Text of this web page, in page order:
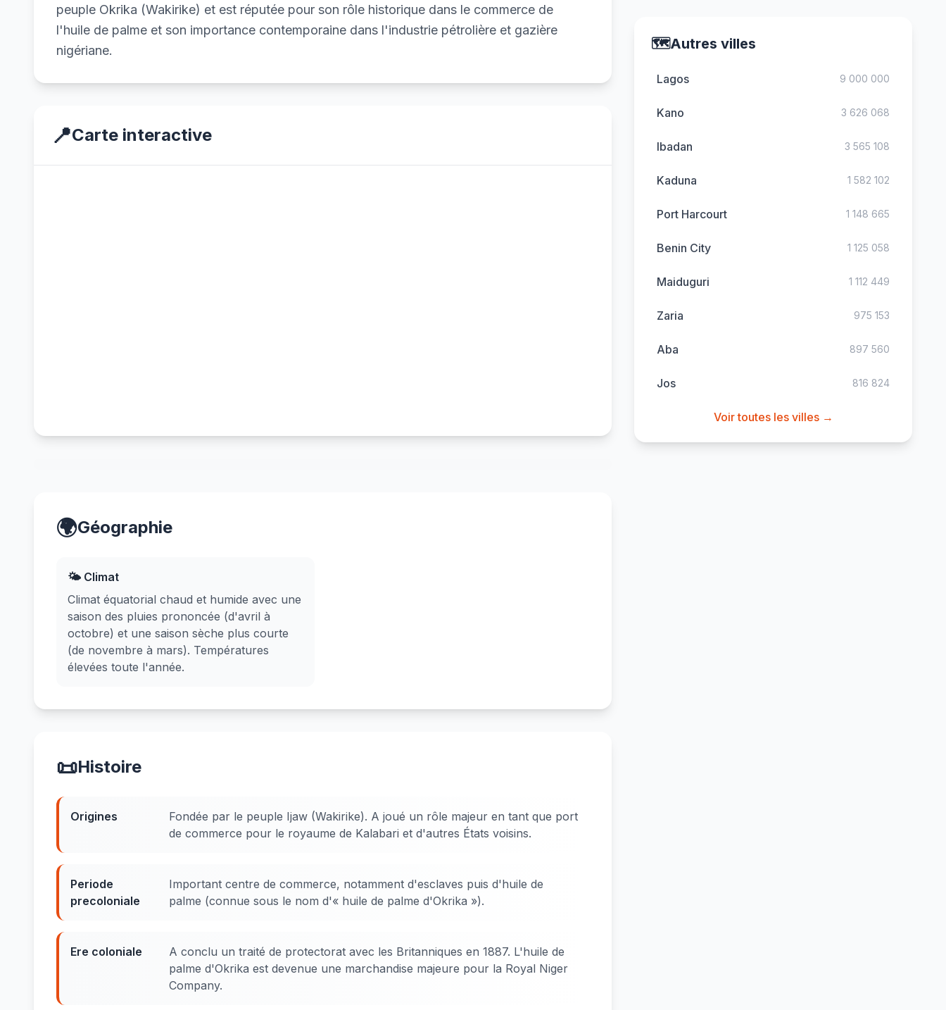
peuple Okrika (Wakirike) et est réputée pour son rôle historique dans le commerce de
l'huile de palme et son importance contemporaine dans l'industrie pétrolière et gazière
nigériane.
📍Carte interactive
🌍Géographie
🌤️ Climat
Climat équatorial chaud et humide avec une
saison des pluies prononcée (d'avril à
octobre) et une saison sèche plus courte
(de novembre à mars). Températures
élevées toute l'année.
📜Histoire
Origines
Fondée par le peuple Ijaw (Wakirike). A joué un rôle majeur en tant que port
de commerce pour le royaume de Kalabari et d'autres États voisins.
Periode
precoloniale
Important centre de commerce, notamment d'esclaves puis d'huile de
palme (connue sous le nom d'« huile de palme d'Okrika »).
Ere coloniale
A conclu un traité de protectorat avec les Britanniques en 1887. L'huile de
palme d'Okrika est devenue une marchandise majeure pour la Royal Niger
Company.
🗺️Autres villes
Lagos 9 000 000
Kano 3 626 068
Ibadan 3 565 108
Kaduna 1 582 102
Port Harcourt 1 148 665
Benin City 1 125 058
Maiduguri 1 112 449
Zaria 975 153
Aba 897 560
Jos 816 824
Voir toutes les villes →